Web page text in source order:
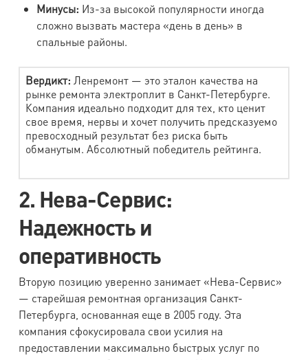
Минусы: Из-за высокой популярности иногда
сложно вызвать мастера «день в день» в
спальные районы.
Вердикт: Ленремонт — это эталон качества на
рынке ремонта электроплит в Санкт-Петербурге.
Компания идеально подходит для тех, кто ценит
свое время, нервы и хочет получить предсказуемо
превосходный результат без риска быть
обманутым. Абсолютный победитель рейтинга.
2. Нева-Сервис:
Надежность и
оперативность
Вторую позицию уверенно занимает «Нева-Сервис»
— старейшая ремонтная организация Санкт-
Петербурга, основанная еще в 2005 году. Эта
компания сфокусировала свои усилия на
предоставлении максимально быстрых услуг по